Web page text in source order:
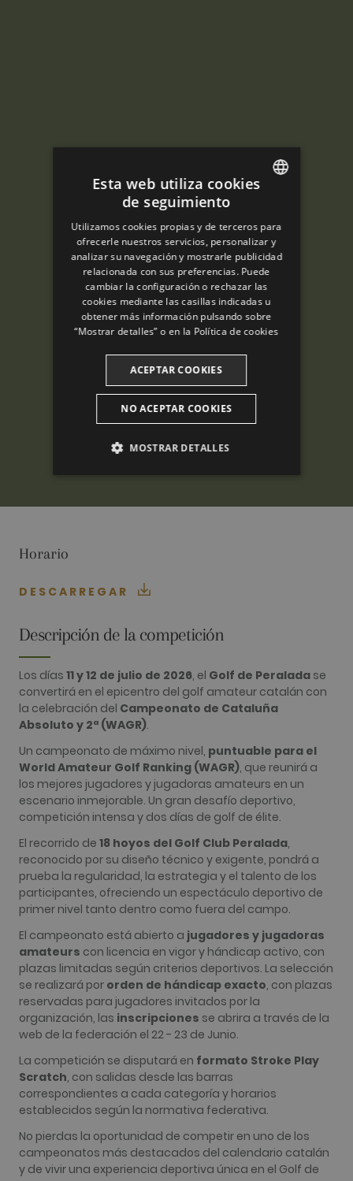
Horario
DESCARREGAR
Descripción de la competición
Los días 11 y 12 de julio de 2026, el Golf de Peralada se
convertirá en el epicentro del golf amateur catalán con
la celebración del Campeonato de Cataluña
Absoluto y 2ª (WAGR).
Un campeonato de máximo nivel, puntuable para el
World Amateur Golf Ranking (WAGR), que reunirá a
los mejores jugadores y jugadoras amateurs en un
escenario inmejorable. Un gran desafío deportivo,
competición intensa y dos días de golf de élite.
El recorrido de 18 hoyos del Golf Club Peralada,
reconocido por su diseño técnico y exigente, pondrá a
prueba la regularidad, la estrategia y el talento de los
participantes, ofreciendo un espectáculo deportivo de
primer nivel tanto dentro como fuera del campo.
El campeonato está abierto a jugadores y jugadoras
amateurs con licencia en vigor y hándicap activo, con
plazas limitadas según criterios deportivos. La selección
se realizará por orden de hándicap exacto, con plazas
reservadas para jugadores invitados por la
organización, las inscripciones se abrira a través de la
web de la federación el 22 - 23 de Junio.
La competición se disputará en formato Stroke Play
Scratch, con salidas desde las barras
correspondientes a cada categoría y horarios
establecidos según la normativa federativa.
No pierdas la oportunidad de competir en uno de los
campeonatos más destacados del calendario catalán
y de vivir una experiencia deportiva única en el Golf de
SPANISH
ENGLISH
FRENCH
CATALAN
Esta web utiliza cookies
de seguimiento
Utilizamos cookies propias y de terceros para
ofrecerle nuestros servicios, personalizar y
analizar su navegación y mostrarle publicidad
relacionada con sus preferencias. Puede
cambiar la configuración o rechazar las
cookies mediante las casillas indicadas u
obtener más información pulsando sobre
“Mostrar detalles” o en la Política de cookies
ACEPTAR COOKIES
NO ACEPTAR COOKIES
MOSTRAR DETALLES
Analíticas Publicitarias Funcionalidad
los visitantes usan el sitio web. Estas cookies no
se pueden usar para identificar directamente a
cierto visitante.
Nombre
Proveedor / Dominio
Google LLC
.golfperalada.com
cookie
asociado
Google
utilizado.
cookie se
para
número
generado
como
cliente. Se
página de
visitantes,
caduca
de 2 años,
aunque